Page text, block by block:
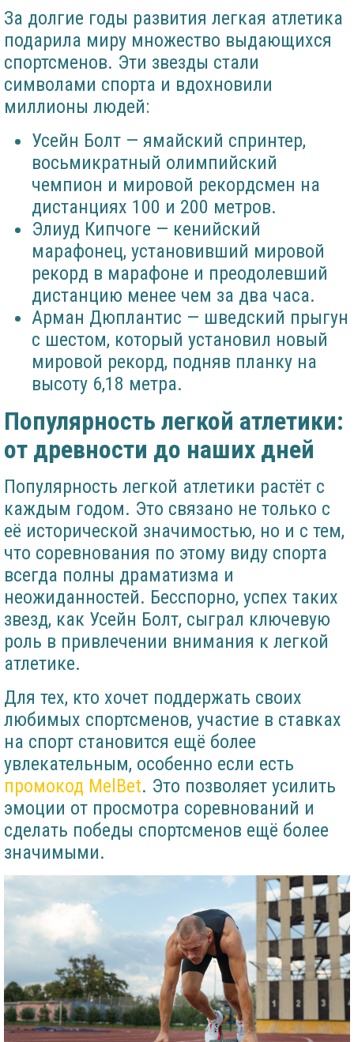
За долгие годы развития легкая атлетика
подарила миру множество выдающихся
спортсменов. Эти звезды стали
символами спорта и вдохновили
миллионы людей:
Усейн Болт — ямайский спринтер,
восьмикратный олимпийский
чемпион и мировой рекордсмен на
дистанциях 100 и 200 метров.
Элиуд Кипчоге — кенийский
марафонец, установивший мировой
рекорд в марафоне и преодолевший
дистанцию менее чем за два часа.
Арман Дюплантис — шведский прыгун
с шестом, который установил новый
мировой рекорд, подняв планку на
высоту 6,18 метра.
Популярность легкой атлетики:
от древности до наших дней
Популярность легкой атлетики растёт с
каждым годом. Это связано не только с
её исторической значимостью, но и с тем,
что соревнования по этому виду спорта
всегда полны драматизма и
неожиданностей. Бесспорно, успех таких
звезд, как Усейн Болт, сыграл ключевую
роль в привлечении внимания к легкой
атлетике.
Для тех, кто хочет поддержать своих
любимых спортсменов, участие в ставках
на спорт становится ещё более
увлекательным, особенно если есть
промокод MelBet. Это позволяет усилить
эмоции от просмотра соревнований и
сделать победы спортсменов ещё более
значимыми.